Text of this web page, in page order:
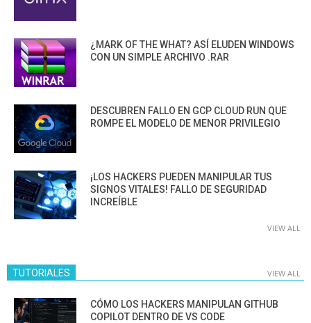
¿MARK OF THE WHAT? ASÍ ELUDEN WINDOWS
CON UN SIMPLE ARCHIVO .RAR
DESCUBREN FALLO EN GCP CLOUD RUN QUE
ROMPE EL MODELO DE MENOR PRIVILEGIO
¡LOS HACKERS PUEDEN MANIPULAR TUS
SIGNOS VITALES! FALLO DE SEGURIDAD
INCREÍBLE
VIEW ALL
TUTORIALES VIEW ALL
CÓMO LOS HACKERS MANIPULAN GITHUB
COPILOT DENTRO DE VS CODE